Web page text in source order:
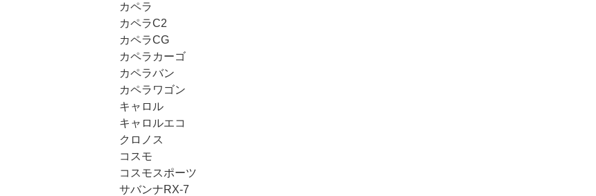
カペラ
カペラC2
カペラCG
カペラカーゴ
カペラバン
カペラワゴン
キャロル
キャロルエコ
クロノス
コスモ
コスモスポーツ
サバンナRX-7